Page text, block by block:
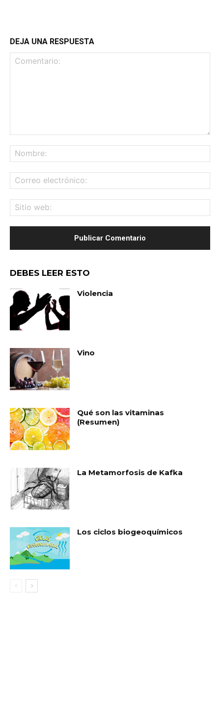
DEJA UNA RESPUESTA
DEBES LEER ESTO
Violencia
Vino
Qué son las vitaminas
(Resumen)
La Metamorfosis de Kafka
Los ciclos biogeoquímicos